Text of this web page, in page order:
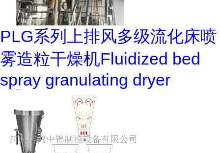
PLG系列上排风多级流化床喷
雾造粒干燥机Fluidized bed
spray granulating dryer